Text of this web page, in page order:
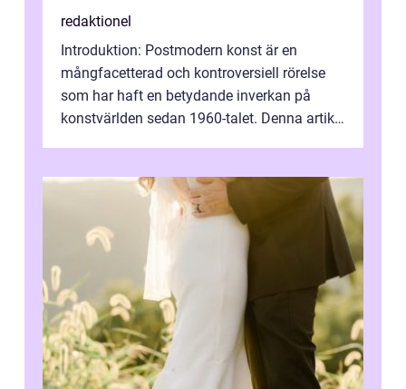
redaktionel
Introduktion: Postmodern konst är en
mångfacetterad och kontroversiell rörelse
som har haft en betydande inverkan på
konstvärlden sedan 1960-talet. Denna artikel